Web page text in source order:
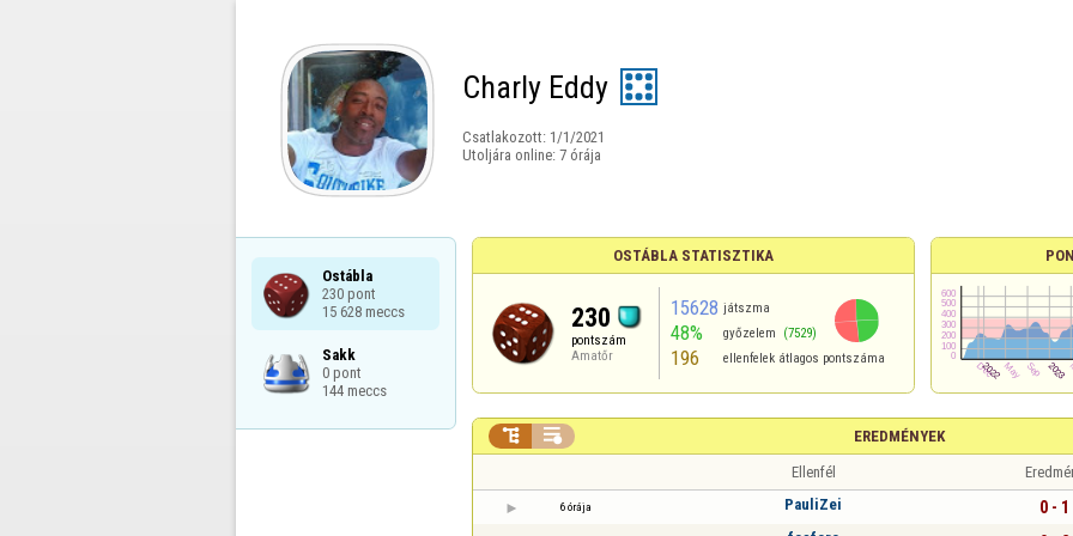
Charly Eddy
Csatlakozott: 1/1/2021
Utoljára online: 7 órája
Ostábla
230 pont
15 628 meccs
Sakk
0 pont
144 meccs
OSTÁBLA STATISZTIKA
230
pontszám
Amatőr
15628 játszma
48% győzelem (7529)
196 ellenfelek átlagos pontszáma
EREDMÉNYEK
 
Ellenfél
6 órája PauliZei 0 - 1